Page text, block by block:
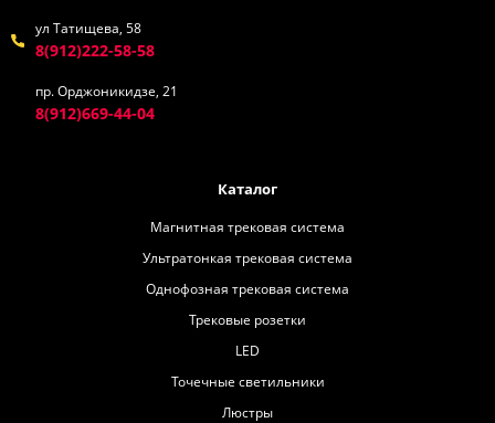
ул Татищева, 58
8(912)222-58-58
пр. Орджоникидзе, 21
8(912)669-44-04
Каталог
Магнитная трековая система
Ультратонкая трековая система
Однофозная трековая система
Трековые розетки
LED
Точечные светильники
Люстры